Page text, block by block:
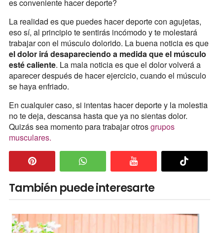
es conveniente hacer deporte?
La realidad es que puedes hacer deporte con agujetas,
eso sí, al principio te sentirás incómodo y te molestará
trabajar con el músculo dolorido. La buena noticia es que
el dolor irá desapareciendo a medida que el músculo
esté caliente. La mala noticia es que el dolor volverá a
aparecer después de hacer ejercicio, cuando el músculo
se haya enfriado.
En cualquier caso, si intentas hacer deporte y la molestia
no te deja, descansa hasta que ya no sientas dolor.
Quizás sea momento para trabajar otrosgrupos
musculares.
También puede interesarte